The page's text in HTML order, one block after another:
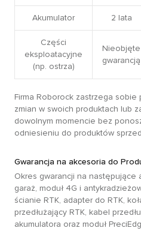
Akumulator 2 lata
Części
eksploatacyjne
(np. ostrza)
Nieobjęte
gwarancją
Firma Roborock zastrzega
zmian w swoich produktach lub
dowolnym momencie bez
odniesieniu do produktów
Gwarancja na akcesoria do
Okres gwarancji na
garaż, moduł 4G i
ścianie RTK, adapter do RTK,
przedłużający RTK, kabel
akumulatora oraz moduł